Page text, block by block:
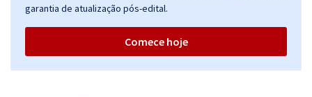
garantia de atualização pós-edital.
Comece hoje